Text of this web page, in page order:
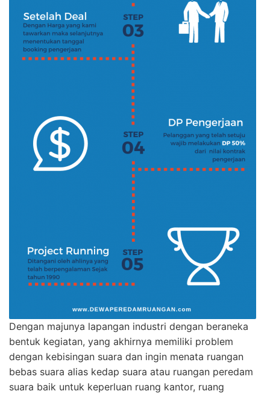
Dengan majunya lapangan industri dengan beraneka
bentuk kegiatan, yang akhirnya memiliki problem
dengan kebisingan suara dan ingin menata ruangan
bebas suara alias kedap suara atau ruangan peredam
suara baik untuk keperluan ruang kantor, ruang